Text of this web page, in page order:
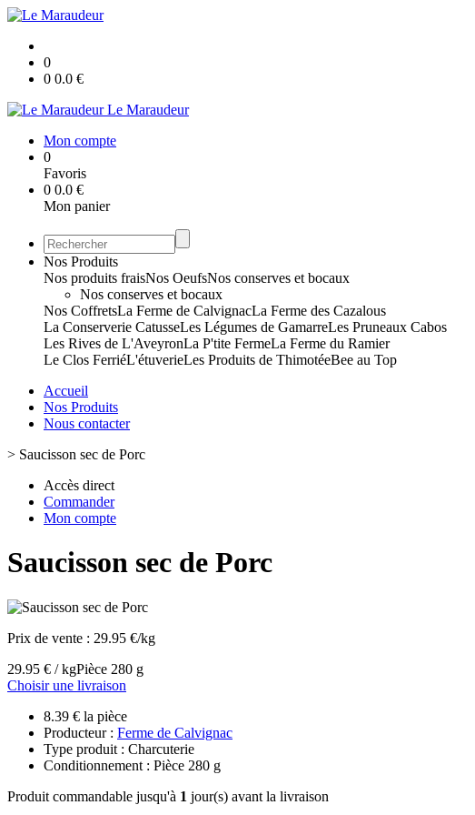
0
0 0.0 €
Le Maraudeur
Mon compte
0
Favoris
0 0.0 €
Mon panier
Nos Produits
Nos produits fraisNos OeufsNos conserves et bocaux
Nos conserves et bocaux
Nos CoffretsLa Ferme de CalvignacLa Ferme des Cazalous
La Conserverie CatusseLes Légumes de GamarreLes Pruneaux Cabos
Les Rives de L'AveyronLa P'tite FermeLa Ferme du Ramier
Le Clos FerriéL'étuverieLes Produits de ThimotéeBee au Top
Accueil
Nos Produits
Nous contacter
> Saucisson sec de Porc
Accès direct
Commander
Mon compte
Saucisson sec de Porc
Prix de vente : 29.95 €/kg
29.95 € / kgPièce 280 g
Choisir une livraison
8.39 € la pièce
Producteur : Ferme de Calvignac
Type produit : Charcuterie
Conditionnement : Pièce 280 g
Produit commandable jusqu'à 1 jour(s) avant la livraison